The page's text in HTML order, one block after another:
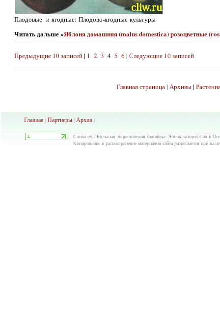
Плодовые и ягодные: Плодово-ягодные культуры
Читать дальше «Яблоня домашняя (malus domestica) розоцветные
Предыдущие 10 записей| 1 2 3 4 5 6 | Следующие 10 записей
Главная страница| Архивы|
Главная| Партнеры| Архив|
Слива.ру : Большая энциклопедия садовода: Энциклопедия Сад и
Копирование и распостранение материалов сайта разрешается при